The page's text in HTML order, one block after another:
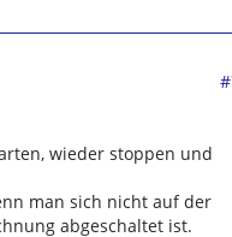
wieder stoppen und
man sich nicht auf der
abgeschaltet ist.